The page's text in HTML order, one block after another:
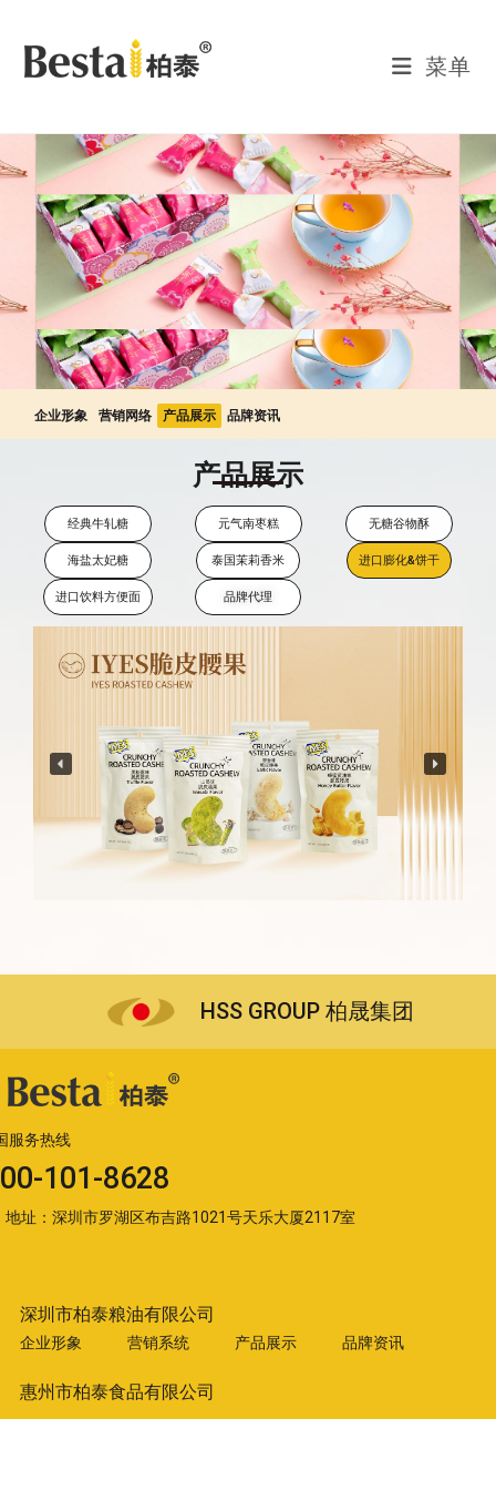
菜单
企业形象 营销网络 产品展示 品牌资讯
产品展示
经典牛轧糖 元气南枣糕 无糖谷物酥
海盐太妃糖 泰国茉莉香米 进口膨化&饼干
进口饮料方便面 品牌代理
HSS GROUP 柏晟集团
服务热线
101-8628
地址：深圳市罗湖区布吉路1021号天乐大厦2117室
深圳市柏泰粮油有限公司
企业形象 营销系统 产品展示 品牌资讯
惠州市柏泰食品有限公司